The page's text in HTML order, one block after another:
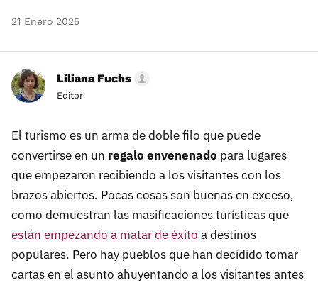
21 Enero 2025
Liliana Fuchs
Editor
El turismo es un arma de doble filo que puede
convertirse en un regalo envenenado para lugares
que empezaron recibiendo a los visitantes con los
brazos abiertos. Pocas cosas son buenas en exceso,
como demuestran las masificaciones turísticas que
están empezando a matar de éxito a destinos
populares. Pero hay pueblos que han decidido tomar
cartas en el asunto ahuyentando a los visitantes antes